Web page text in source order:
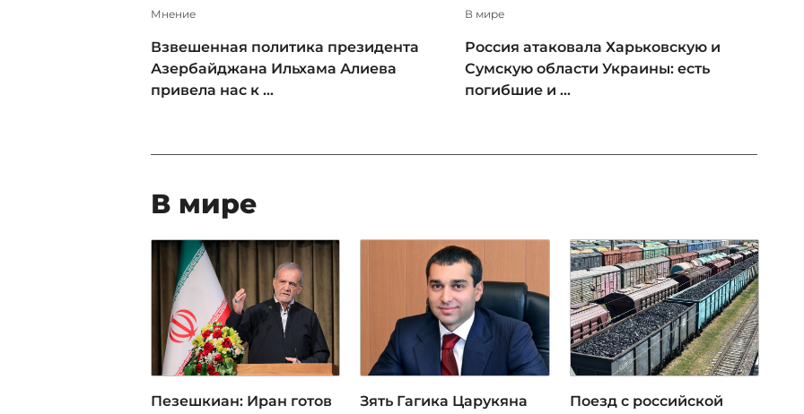
Мнение
Взвешенная политика президента
Азербайджана Ильхама Алиева
привела нас к ...
В мире
Россия атаковала Харьковскую и
Сумскую области Украины: есть
погибшие и ...
В мире
Пезешкиан: Иран готов
Зять Гагика Царукяна
Поезд с российской